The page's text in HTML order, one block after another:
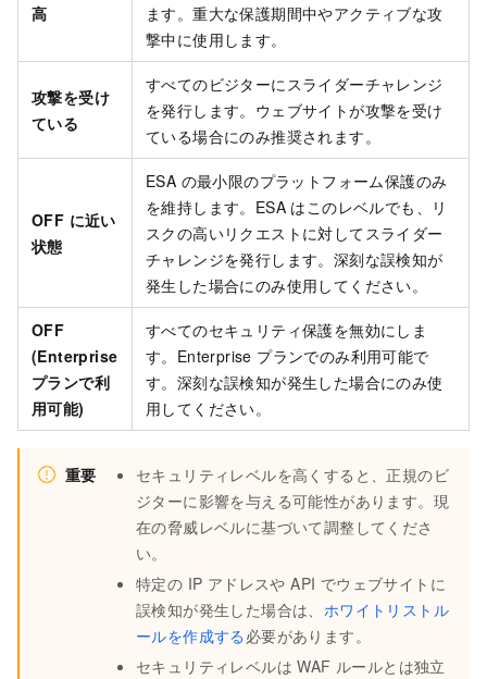
高
ます。重大な保護期間中やアクティブな攻
撃中に使用します。
攻撃を受け
ている
すべてのビジターにスライダーチャレンジ
を発行します。ウェブサイトが攻撃を受け
ている場合にのみ推奨されます。
OFF に近い
状態
ESA の最小限のプラットフォーム保護のみ
を維持します。 ESA はこのレベルでも、リ
スクの高いリクエストに対してスライダー
チャレンジを発行します。深刻な誤検知が
発生した場合にのみ使用してください。
OFF
(Enterprise
プランで利
用可能)
すべてのセキュリティ保護を無効にしま
す。Enterprise プランでのみ利用可能で
す。深刻な誤検知が発生した場合にのみ使
用してください。
重要
セキュリティレベルを高くすると、正規のビ
ジターに影響を与える可能性があります。現
在の脅威レベルに基づいて調整してくださ
い。
特定の IP アドレスや API でウェブサイトに
誤検知が発生した場合は、 ホワイトリストル
ールを作成する必要があります。
セキュリティレベルは WAF ルールとは独立